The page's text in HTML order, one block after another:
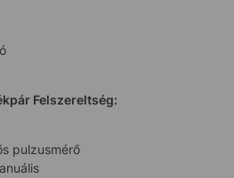
Felszereltség:
pulzusmérő